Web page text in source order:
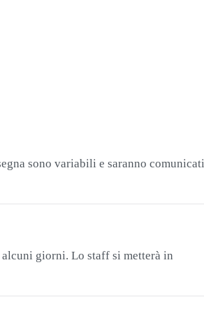
sono variabili e saranno comunicati
giorni. Lo staff si metterà in